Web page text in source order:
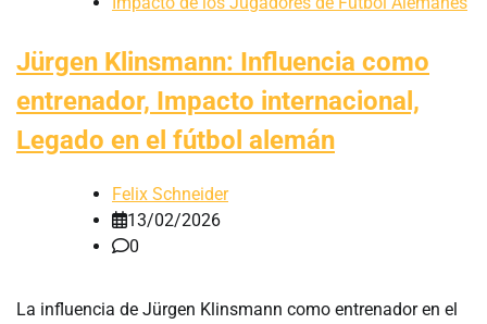
Jürgen Klinsmann: Influencia como
entrenador, Impacto internacional,
Legado en el fútbol alemán
Felix Schneider
13/02/2026
0
La influencia de Jürgen Klinsmann como entrenador en el